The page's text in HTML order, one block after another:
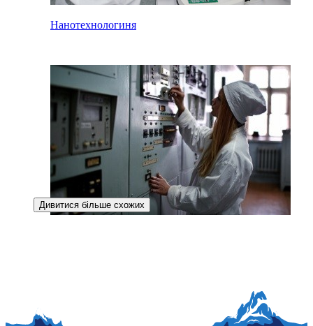
Нанотехнологиня
Дивитися більше схожих